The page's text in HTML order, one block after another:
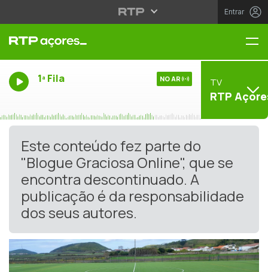
Entrar
1ª Fila NO AR TV
RTP
Este conteúdo fez parte do
"Blogue Graciosa Online", que se
encontra descontinuado. A
publicação é da responsabilidade
dos seus autores.